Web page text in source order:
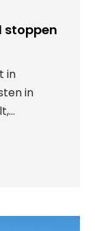
stoppen
in
in